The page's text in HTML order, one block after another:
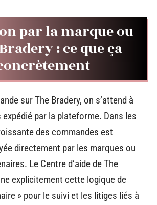
par la marque ou
: ce que ça
sur The Bradery, on s’attend à
par la plateforme. Dans les
des commandes est
directement par les marques ou
Le Centre d’aide de The
explicitement cette logique de
» pour le suivi et les litiges liés à